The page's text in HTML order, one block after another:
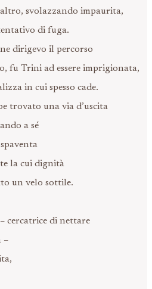
svolazzando impaurita,
di fuga.
dirigevo il percorso
fu Trini ad essere imprigionata,
in cui spesso cade.
trovato una via d’uscita
a sé
la cui dignità
un velo sottile.
– cercatrice di nettare
–